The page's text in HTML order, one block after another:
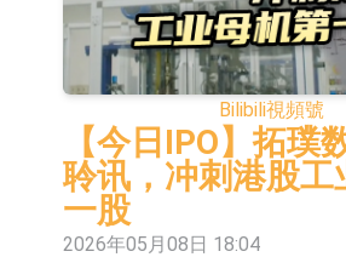
控股(09993.HK)漲
【異動股】雞肉概念
股份(002458.CN)漲
【異動股】CRO板塊
(688046.CN)漲19.99%
【異動股】診斷服務
基因(000710.CN)漲
「X-Day」西麗湖路
子信息專場成功舉辦
【異動股】港股跌幅
Bilibili視頻號
【今日IPO】拓璞
聆讯，冲刺港股工
一股
2026年05月08日 18:04